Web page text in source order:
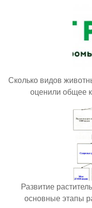
Сколько видов
оценили общее
Развитие
основные этапы